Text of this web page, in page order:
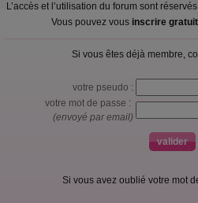
L’accès et l’utilisation du forum sont
Vous pouvez vous inscrire
Si vous êtes déjà membre,
votre pseudo :
votre mot de passe :
(envoyé par email)
Si vous avez oublié votre mot